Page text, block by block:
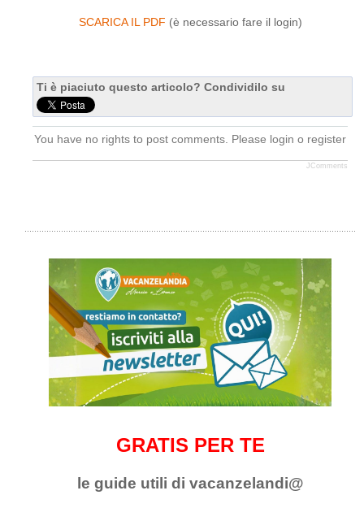
SCARICA IL PDF (è necessario fare il login)
Ti è piaciuto questo articolo? Condividilo su
You have no rights to post comments. Please login o register
JComments
GRATIS PER TE
le guide utili di vacanzelandi@